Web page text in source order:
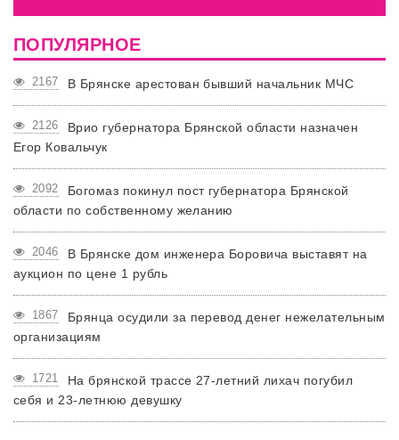
ПОПУЛЯРНОЕ
2167 В Брянске арестован бывший начальник МЧС
2126
Врио губернатора Брянской области назначен
Егор Ковальчук
2092
Богомаз покинул пост губернатора Брянской
области по собственному желанию
2046
В Брянске дом инженера Боровича выставят на
аукцион по цене 1 рубль
1867
Брянца осудили за перевод денег нежелательным
организациям
1721
На брянской трассе 27-летний лихач погубил
себя и 23-летнюю девушку